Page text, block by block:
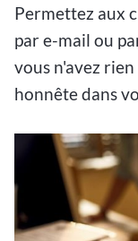
Permettez aux
par e-mail ou
vous n'avez
honnête dans